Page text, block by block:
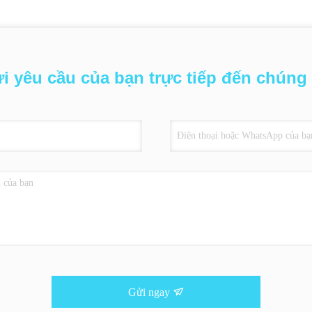
yêu cầu của bạn trực tiếp đến
Gửi ngay